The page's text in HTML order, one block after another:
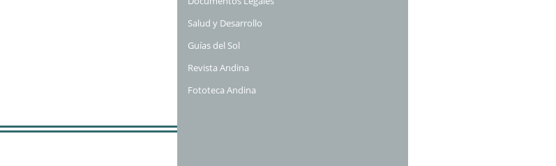
Salud y Desarrollo
Guías del Sol
Revista Andina
Fototeca Andina